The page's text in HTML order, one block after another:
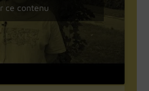
ce contenu